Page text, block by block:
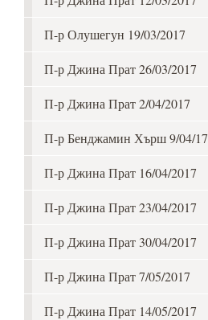
П-р Олушегун 19/03/2017
П-р Джина Прат 26/03/2017
П-р Джина Прат 2/04/2017
П-р Бенджамин Хърш 9/04/17
П-р Джина Прат 16/04/2017
П-р Джина Прат 23/04/2017
П-р Джина Прат 30/04/2017
П-р Джина Прат 7/05/2017
П-р Джина Прат 14/05/2017